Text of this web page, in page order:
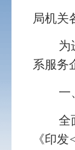
局机关
为
系服务
一
全
《印发